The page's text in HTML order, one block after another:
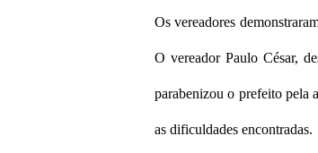
Os vereadores
O vereador Paulo César,
parabenizou o prefeito pela
as dificuldades encontradas.